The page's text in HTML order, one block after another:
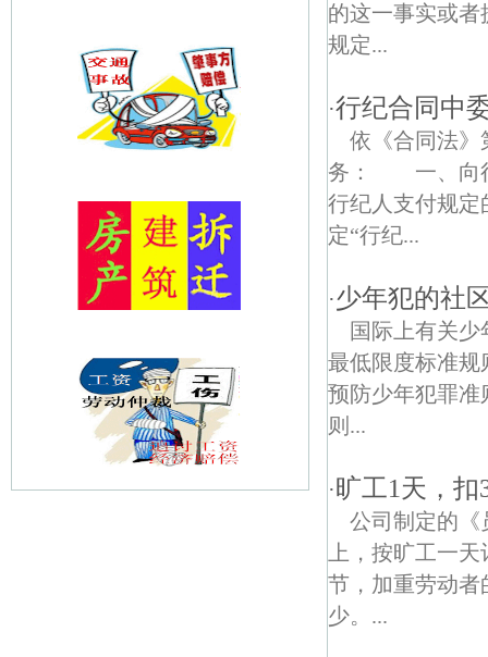
的这一事实或
规定...
·行纪合同中
依《合同法》
务： 一、向
行纪人支付规定
定“行纪...
·少年犯的社
国际上有关
最低限度标准规
预防少年犯罪准
则...
·旷工1天，
公司制定的《
上，按旷工一
节，加重劳动者
少。...